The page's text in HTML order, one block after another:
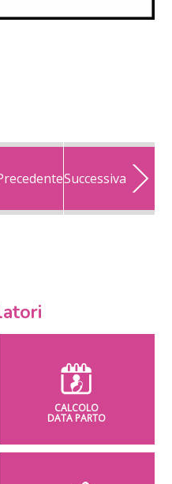
Successiva
CALCOLO
DATA PARTO